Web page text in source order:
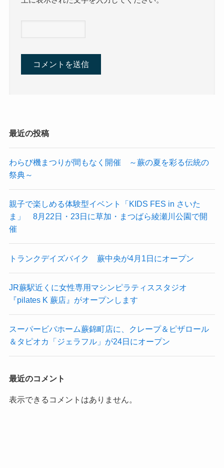
最近の投稿
わらび機まつりが間もなく開催 ～蕨の夏を彩る伝統の
祭典～
親子で楽しめる体験型イベント「KIDS FES in さいた
ま」 8月22日・23日に草加・まつばら綾瀬川公園で開
催
トランクデイズバイク 蕨中央が4月1日にオープン
JR蕨駅近くに女性専用マシンピラティススタジオ
『pilates K 蕨店』がオープンします
スーパービバホーム蕨錦町店に、クレープ＆ピザロール
＆タピオカ「ジェラフル」が24日にオープン
最近のコメント
表示できるコメントはありません。